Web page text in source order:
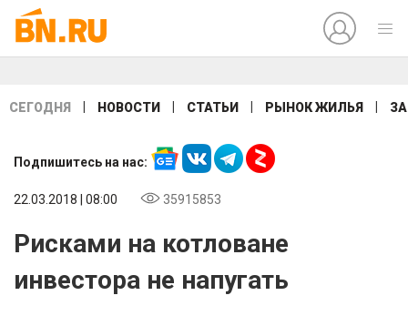
СЕГОДНЯ НОВОСТИ СТАТЬИ РЫНОК ЖИЛЬЯ
Подпишитесь на нас:
22.03.2018 | 08:00 35915853
Рисками на котловане
инвестора не напугать